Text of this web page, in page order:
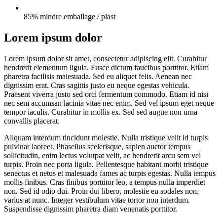
85% mindre emballage / plast
Lorem ipsum dolor
Lorem ipsum dolor sit amet, consectetur adipiscing elit. Curabitur
hendrerit elementum ligula. Fusce dictum faucibus porttitor. Etiam
pharetra facilisis malesuada. Sed eu aliquet felis. Aenean nec
dignissim erat. Cras sagittis justo eu neque egestas vehicula.
Praesent viverra justo sed orci fermentum commodo. Etiam id nisi
nec sem accumsan lacinia vitae nec enim. Sed vel ipsum eget neque
tempor iaculis. Curabitur in mollis ex. Sed sed augue non urna
convallis placerat.
Aliquam interdum tincidunt molestie. Nulla tristique velit id turpis
pulvinar laoreet. Phasellus scelerisque, sapien auctor tempus
sollicitudin, enim lectus volutpat velit, ac hendrerit arcu sem vel
turpis. Proin nec porta ligula. Pellentesque habitant morbi tristique
senectus et netus et malesuada fames ac turpis egestas. Nulla tempus
mollis finibus. Cras finibus porttitor leo, a tempus nulla imperdiet
non. Sed id odio dui. Proin dui libero, molestie eu sodales non,
varius at nunc. Integer vestibulum vitae tortor non interdum.
Suspendisse dignissim pharetra diam venenatis porttitor.